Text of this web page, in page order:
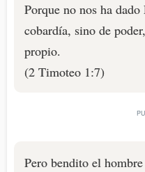
Porque no nos ha
cobardía, sino de
propio.
(2 Timoteo 1:7)
Pero bendito el